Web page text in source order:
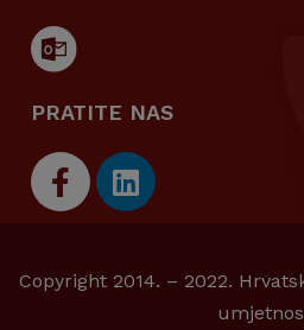
PRATITE NAS
Copyright 2014. – 2022.